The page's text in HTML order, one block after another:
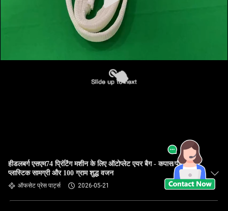
हीडलबर्ग एसएम74 प्रिंटिंग मशीन के लिए ऑटोप्लेट एयर बैग - कपास/पीयू/
प्लास्टिक सामग्री और 100 ग्राम शुद्ध वजन
ऑफसेट प्रेस पार्ट्स 2026-05-21